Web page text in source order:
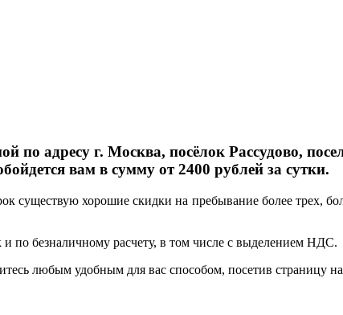
по адресу г. Москва, посёлок Рассудово,
вам в сумму от 2400 рублей за сутки.
существую хорошие скидки на пребывание более трех,
по безналичному расчету, в том числе с выделением НДС.
любым удобным для вас способом, посетив страницу